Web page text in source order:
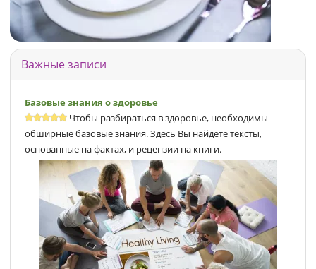
Важные записи
Базовые знания о здоровье
Чтобы разбираться в здоровье, необходимы
обширные базовые знания. Здесь Вы найдете тексты,
основанные на фактах, и рецензии на книги.